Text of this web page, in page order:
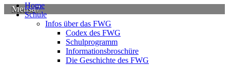
Mensa7
Home
Schule
Infos über das FWG
Codex des FWG
Schulprogramm
Informationsbroschüre
Die Geschichte des FWG